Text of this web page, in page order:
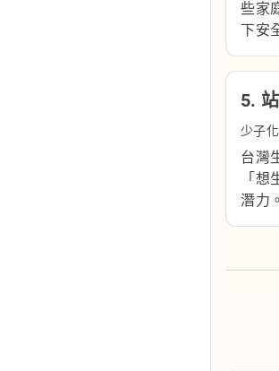
些家
下安
5.
少子
台灣
「
潛力